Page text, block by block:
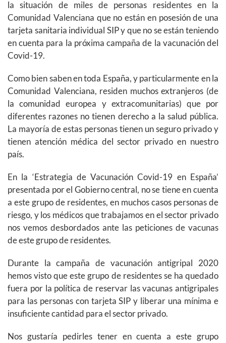
la situación de miles de personas residentes en la
Comunidad Valenciana que no están en posesión de una
tarjeta sanitaria individual SIP y que no se están teniendo
en cuenta para la próxima campaña de la vacunación del
Covid-19.
Como bien saben en toda España, y particularmente en la
Comunidad Valenciana, residen muchos extranjeros (de
la comunidad europea y extracomunitarias) que por
diferentes razones no tienen derecho a la salud pública.
La mayoría de estas personas tienen un seguro privado y
tienen atención médica del sector privado en nuestro
país.
En la ‘Estrategia de Vacunación Covid-19 en España’
presentada por el Gobierno central, no se tiene en cuenta
a este grupo de residentes, en muchos casos personas de
riesgo, y los médicos que trabajamos en el sector privado
nos vemos desbordados ante las peticiones de vacunas
de este grupo de residentes.
Durante la campaña de vacunación antigripal 2020
hemos visto que este grupo de residentes se ha quedado
fuera por la política de reservar las vacunas antigripales
para las personas con tarjeta SIP y liberar una mínima e
insuficiente cantidad para el sector privado.
Nos gustaría pedirles tener en cuenta a este grupo